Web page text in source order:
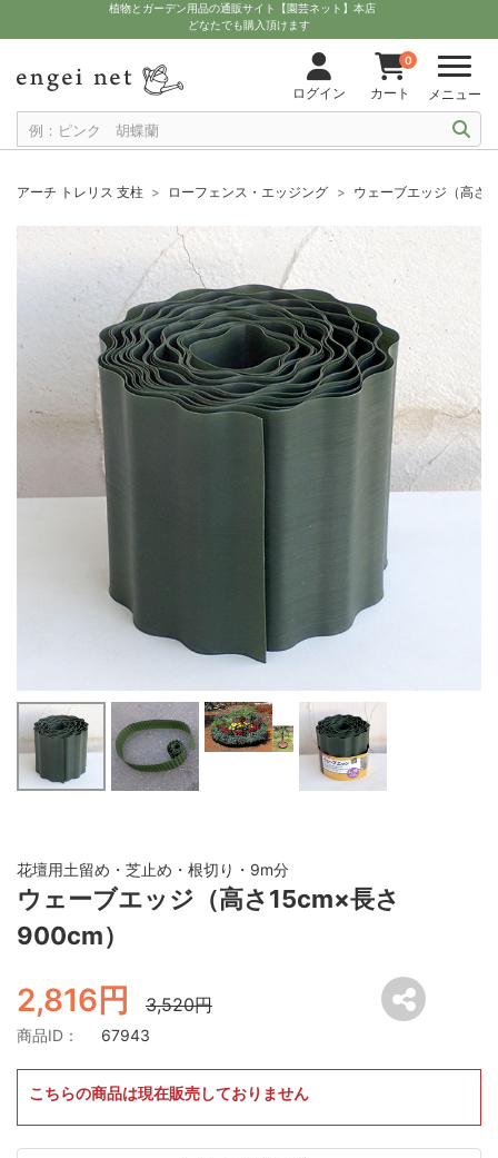
植物とガーデン用品の通販サイト【園芸ネット】本店
どなたでも購入頂けます
ログイン
0
カート メニュー
アーチ トレリス 支柱 ローフェンス・エッジング ウェーブエッジ（高さ
花壇用土留め・芝止め・根切り・9m分
ウェーブエッジ（高さ15cm×長さ
900cm）
2,816円 3,520円
商品ID： 67943
こちらの商品は現在販売しておりません